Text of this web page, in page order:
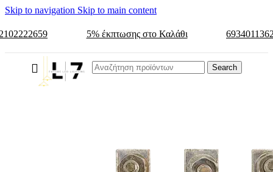
Skip to navigation Skip to main content
5% έκπτωσης στο Καλάθι
Search